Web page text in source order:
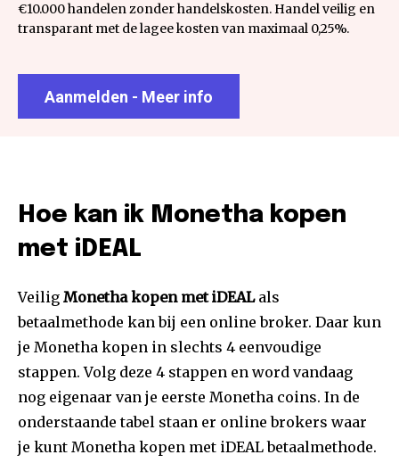
€10.000 handelen zonder handelskosten. Handel veilig en
transparant met de lagee kosten van maximaal 0,25%.
Aanmelden - Meer info
Hoe kan ik Monetha kopen
met iDEAL
Veilig Monetha kopen met iDEALals
betaalmethode kan bij een online broker. Daar kun
je Monetha kopen in slechts 4 eenvoudige
stappen. Volg deze 4 stappen en word vandaag
nog eigenaar van je eerste Monetha coins. In de
onderstaande tabel staan er online brokers waar
je kunt Monetha kopen met iDEAL betaalmethode.